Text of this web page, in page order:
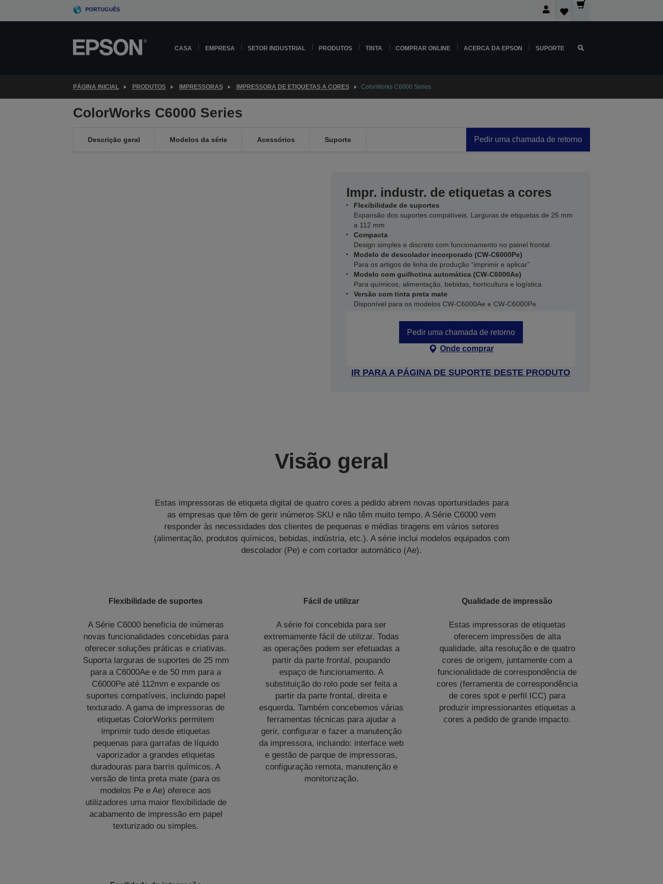
PORTUGUÊS
CASA EMPRESA SETOR INDUSTRIAL PRODUTOS TINTA COMPRAR ONLINE ACERCA DA EPSON SUPORTE
PÁGINA INICIAL PRODUTOS IMPRESSORAS IMPRESSORA DE ETIQUETAS A CORES ColorWorks C6000 Series
ColorWorks C6000 Series
Descrição geral Modelos da série Acessórios Suporte Pedir uma chamada de retorno
Impr. industr. de etiquetas a cores
Flexibilidade de suportes
Expansão dos suportes compatíveis. Larguras de etiquetas de 25 mm
a 112 mm
Compacta
Design simples e discreto com funcionamento no painel frontal.
Modelo de descolador incorporado (CW-C6000Pe)
Para os artigos de linha de produção “imprimir e aplicar”
Modelo com guilhotina automática (CW-C6000Ae)
Para químicos, alimentação, bebidas, horticultura e logística
Versão com tinta preta mate
Disponível para os modelos CW-C6000Ae e CW-C6000Pe
Pedir uma chamada de retorno
Onde comprar
IR PARA A PÁGINA DE SUPORTE DESTE PRODUTO
Visão geral
Estas impressoras de etiqueta digital de quatro cores a pedido abrem novas oportunidades para
as empresas que têm de gerir inúmeros SKU e não têm muito tempo. A Série C6000 vem
responder às necessidades dos clientes de pequenas e médias tiragens em vários setores
(alimentação, produtos químicos, bebidas, indústria, etc.). A série inclui modelos equipados com
descolador (Pe) e com cortador automático (Ae).
Flexibilidade de suportes
A Série C6000 beneficia de inúmeras
novas funcionalidades concebidas para
oferecer soluções práticas e criativas.
Suporta larguras de suportes de 25 mm
para a C6000Ae e de 50 mm para a
C6000Pe até 112mm e expande os
suportes compatíveis, incluindo papel
texturado. A gama de impressoras de
etiquetas ColorWorks permitem
imprimir tudo desde etiquetas
pequenas para garrafas de líquido
vaporizador a grandes etiquetas
duradouras para barris químicos. A
versão de tinta preta mate (para os
modelos Pe e Ae) oferece aos
utilizadores uma maior flexibilidade de
acabamento de impressão em papel
texturizado ou simples.
Fácil de utilizar
A série foi concebida para ser
extremamente fácil de utilizar. Todas
as operações podem ser efetuadas a
partir da parte frontal, poupando
espaço de funcionamento. A
substituição do rolo pode ser feita a
partir da parte frontal, direita e
esquerda. Também concebemos várias
ferramentas técnicas para ajudar a
gerir, configurar e fazer a manutenção
da impressora, incluindo: interface web
e gestão de parque de impressoras,
configuração remota, manutenção e
monitorização.
Qualidade de impressão
Estas impressoras de etiquetas
oferecem impressões de alta
qualidade, alta resolução e de quatro
cores de origem, juntamente com a
funcionalidade de correspondência de
cores (ferramenta de correspondência
de cores spot e perfil ICC) para
produzir impressionantes etiquetas a
cores a pedido de grande impacto.